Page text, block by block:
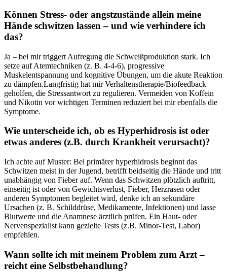
Können Stress- oder angstzustände allein meine
Hände schwitzen lassen – und wie verhindere ich
das?
Ja – bei mir triggert Aufregung die Schweißproduktion stark. Ich
setze auf ⁣Atemtechniken (z. B. ⁣4-4-6),⁢ progressive
Muskelentspannung‍ und kognitive Übungen, um die akute Reaktion
zu dämpfen.Langfristig hat mir Verhaltenstherapie/Biofeedback
geholfen, die​ Stressantwort zu ​regulieren. Vermeiden von Koffein
und Nikotin vor wichtigen ​Terminen reduziert bei mir ebenfalls die
Symptome.
Wie unterscheide ich, ob es Hyperhidrosis ⁢ist oder
etwas⁤ anderes‍ (z.B.‍ durch Krankheit verursacht)?
Ich⁣ achte auf Muster: Bei ‌primärer hyperhidrosis beginnt das
Schwitzen meist in der Jugend, betrifft‍ beidseitig die Hände ⁣und tritt
unabhängig‌ von Fieber ‌auf. Wenn das Schwitzen plötzlich⁤ auftritt,
‌einseitig ist⁣ oder⁢ von Gewichtsverlust, Fieber, Herzrasen oder⁣
anderen‍ Symptomen ​begleitet wird, denke ich ​an sekundäre
Ursachen ⁤(z. B. Schilddrüse, Medikamente,​ Infektionen) und lasse ​
Blutwerte und⁤ die Anamnese ärztlich prüfen. Ein Haut- oder
Nervenspezialist⁤ kann ‌gezielte Tests (z.B.⁢ Minor-Test,⁣ Labor)
empfehlen.
Wann sollte ‌ich mit meinem Problem ⁢zum Arzt –
reicht eine Selbstbehandlung?